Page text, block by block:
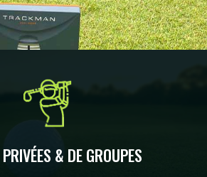
& DE GROUPES